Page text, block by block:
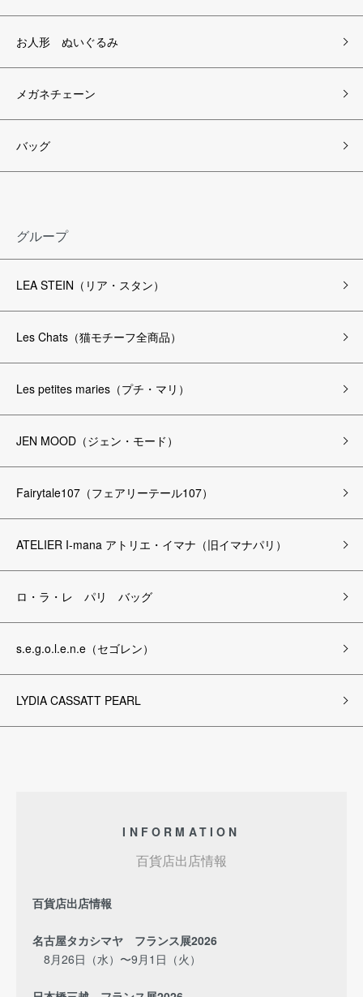
お人形 ぬいぐるみ
メガネチェーン
バッグ
グループ
LEA STEIN（リア・スタン）
Les Chats（猫モチーフ全商品）
Les petites maries（プチ・マリ）
JEN MOOD（ジェン・モード）
Fairytale107（フェアリーテール107）
ATELIER I-mana アトリエ・イマナ（旧イマナパリ）
ロ・ラ・レ パリ バッグ
s.e.g.o.l.e.n.e（セゴレン）
LYDIA CASSATT PEARL
INFORMATION
百貨店出店情報
百貨店出店情報
名古屋タカシマヤ フランス展2026
8月26日（水）〜9月1日（火）